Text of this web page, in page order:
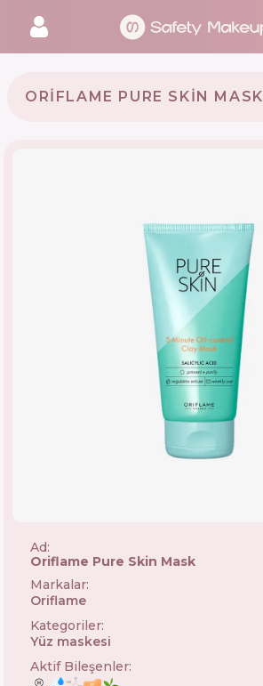
ORIFLAME PURE SKIN MASK
Ad:
Oriflame Pure Skin Mask
Markalar:
Oriflame
Kategoriler:
Yüz maskesi
Aktif Bileşenler: